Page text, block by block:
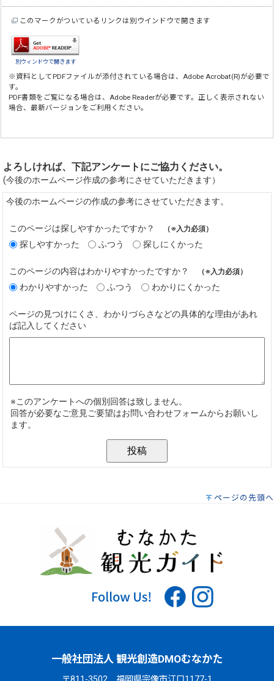
このマークがついているリンクは別ウインドウで開きます
別ウィンドウで開きます
※資料としてPDFファイルが添付されている場合は、Adobe Acrobat(R)が必要で
す。
PDF書類をご覧になる場合は、Adobe Readerが必要です。正しく表示されない
場合、最新バージョンをご利用ください。
ページの先頭へ
一般社団法人 観光創造DMOむなかた